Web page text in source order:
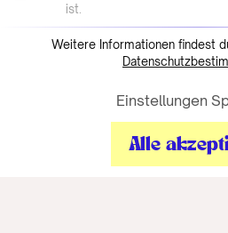
ist.
Weitere Informationen findest
Einstellungen
Alle